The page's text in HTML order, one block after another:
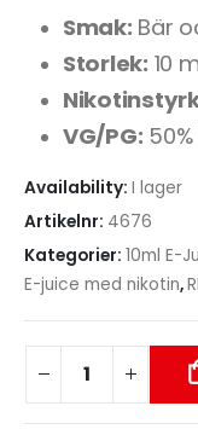
Smak: Bär
Storlek: 10
VG/PG:
Availability: I lager
Artikelnr: 4676
Kategorier: 10ml E-
E-juice med nikotin,